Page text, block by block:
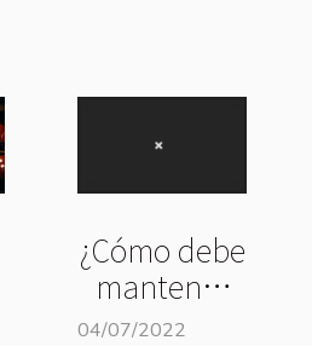
¿Cómo debe
mantener
su máquina
04/07/2022